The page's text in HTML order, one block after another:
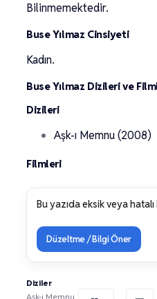
Bilinmemektedir.
Buse Yılmaz Cinsiyeti
Kadın.
Buse Yılmaz Dizileri ve
Dizileri
Aşk-ı Memnu (2008)
Filmleri
Bu yazıda eksik veya
Düzeltme / Bilgi Öner
Diziler
Aşk-ı Memnu